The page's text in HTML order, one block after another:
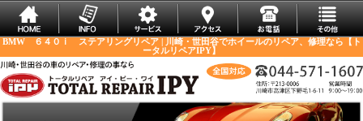
BMW ６４０ｉ ステアリングリペア | 川崎・世田谷でホイールのリペア、修理なら【ト
ータルリペアIPY】